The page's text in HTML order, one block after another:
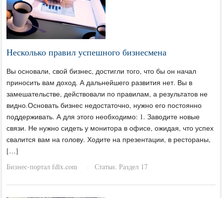
Несколько правил успешного бизнесмена
Вы основали, свой бизнес, достигли того, что бы он начал
приносить вам доход. А дальнейшего развития нет. Вы в
замешательстве, действовали по правилам, а результатов не
видно.Основать бизнес недостаточно, нужно его постоянно
поддерживать. А для этого необходимо: 1. Заводите новые
связи. Не нужно сидеть у монитора в офисе, ожидая, что успех
свалится вам на голову. Ходите на презентации, в рестораны,
[…]
Бизнес-портал fdlx.com
· Статьи. Раздел 17